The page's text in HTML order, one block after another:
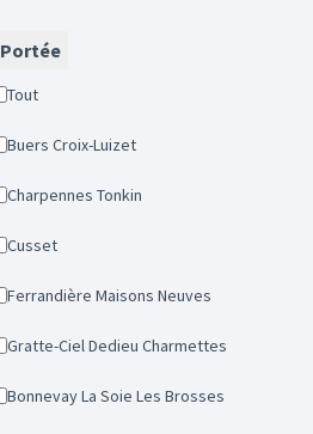
Portée
Tout
Buers Croix-Luizet
Charpennes Tonkin
Cusset
Ferrandière Maisons Neuves
Gratte-Ciel Dedieu Charmettes
Bonnevay La Soie Les Brosses